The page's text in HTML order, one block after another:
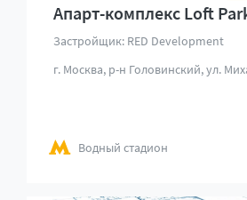
Апарт-комплекс Loft
Застройщик: RED Development
г. Москва, р-н Головинский, ул.
Водный стадион